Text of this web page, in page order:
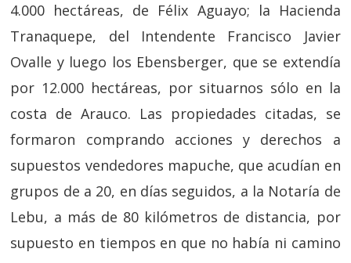
4.000 hectáreas, de Félix Aguayo; la Hacienda
Tranaquepe, del Intendente Francisco Javier
Ovalle y luego los Ebensberger, que se extendía
por 12.000 hectáreas, por situarnos sólo en la
costa de Arauco. Las propiedades citadas, se
formaron comprando acciones y derechos a
supuestos vendedores mapuche, que acudían en
grupos de a 20, en días seguidos, a la Notaría de
Lebu, a más de 80 kilómetros de distancia, por
supuesto en tiempos en que no había ni camino